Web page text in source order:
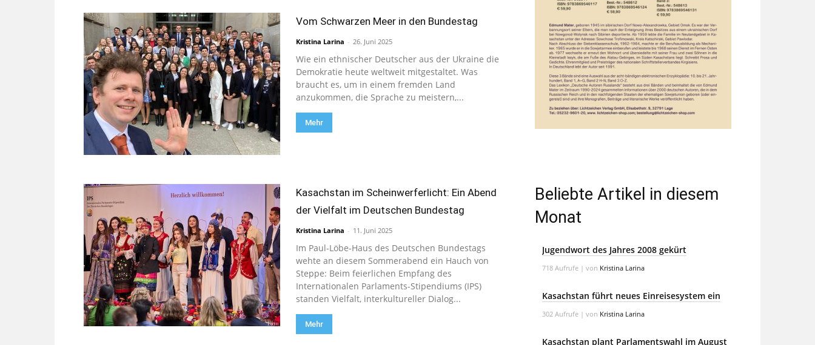
Vom Schwarzen Meer in den Bundestag
Kristina Larina - 26. Juni 2025
Wie ein ethnischer Deutscher aus der Ukraine die
Demokratie heute weltweit mitgestaltet. Was
braucht es, um in einem fremden Land
anzukommen, die Sprache zu meistern,...
Mehr
Kasachstan im Scheinwerferlicht: Ein Abend
der Vielfalt im Deutschen Bundestag
Kristina Larina - 11. Juni 2025
Im Paul-Löbe-Haus des Deutschen Bundestags
wehte an diesem Sommerabend ein Hauch von
Steppe: Beim feierlichen Empfang des
Internationalen Parlaments-Stipendiums (IPS)
standen Vielfalt, interkultureller Dialog...
Mehr
Beliebte Artikel in diesem
Monat
Jugendwort des Jahres 2008 gekürt
718 Aufrufe | von Kristina Larina
Kasachstan führt neues Einreisesystem ein
302 Aufrufe | von Kristina Larina
Kasachstan plant Parlamentswahl im August